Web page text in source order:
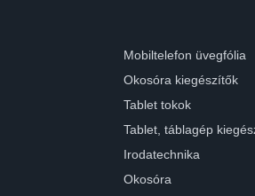
Mobiltelefon üvegfólia
Okosóra kiegészítők
Tablet tokok
Tablet, táblagép
Irodatechnika
Okosóra